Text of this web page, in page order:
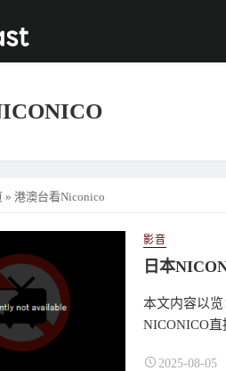
» 港澳台看Niconico
影音
本文内容以
NICONICO
2025-08-05